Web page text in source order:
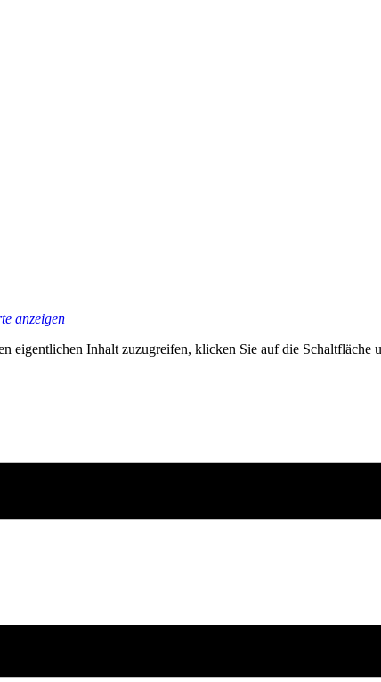
anzeigen
eigentlichen Inhalt zuzugreifen, klicken Sie auf die Schaltfläche